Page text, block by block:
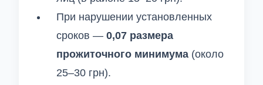
При нарушении установленных
сроков — 0,07 размера
прожиточного минимума (около
25–30 грн).